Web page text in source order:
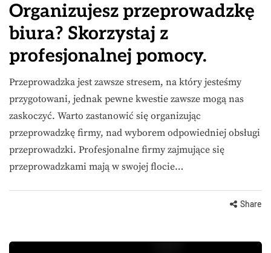
Organizujesz przeprowadzkę
biura? Skorzystaj z
profesjonalnej pomocy.
Przeprowadzka jest zawsze stresem, na który jesteśmy
przygotowani, jednak pewne kwestie zawsze mogą nas
zaskoczyć. Warto zastanowić się organizując
przeprowadzkę firmy, nad wyborem odpowiedniej obsługi
przeprowadzki. Profesjonalne firmy zajmujące się
przeprowadzkami mają w swojej flocie…
Share